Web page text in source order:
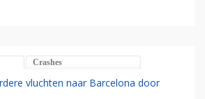
Crashes
vluchten naar Barcelona door